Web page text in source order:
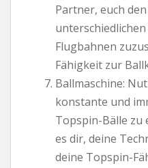
Partner, euch
Flugbahnen
Fähigkeit zur
Ballmaschine:
konstante und
Topspin-Bälle zu
es dir, deine
deine Topspin-